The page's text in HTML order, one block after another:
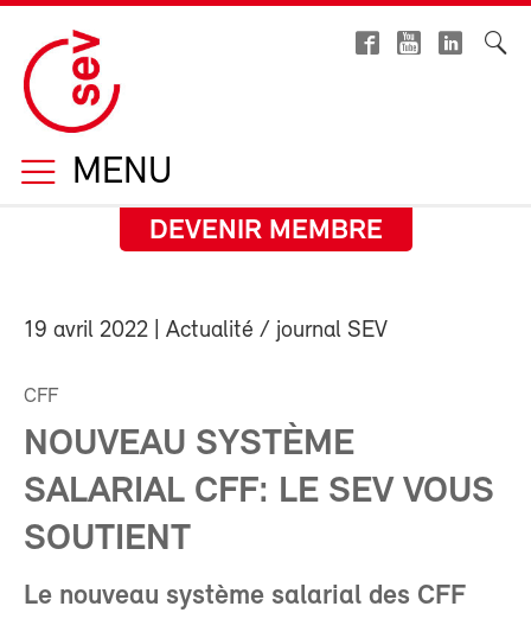
MENU
DEVENIR MEMBRE
19 avril 2022 | Actualité / journal SEV
CFF
NOUVEAU SYSTÈME
SALARIAL CFF: LE SEV VOUS
SOUTIENT
Le nouveau système salarial des CFF